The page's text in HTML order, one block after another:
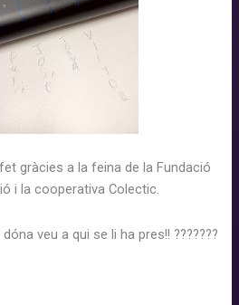
gràcies a la feina de la Fundació
i la cooperativa Colectic.
veu a qui se li ha pres!! ?️??????